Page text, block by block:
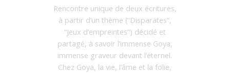
Rencontre unique de deux écritures,
à partir d’un thème (“Disparates“,
“Jeux d’empreintes“) décidé et
partagé, à savoir l’immense Goya,
immense graveur devant l’éternel.
Chez Goya, la vie, l’âme et la folie,